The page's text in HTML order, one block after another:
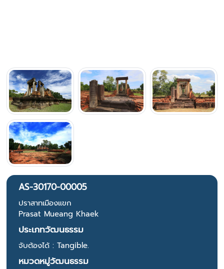
AS-30170-00005
ปราสาทเมืองแขก
Prasat Mueang Khaek
ประเภทวัฒนธรรม
จับต้องได้ : Tangible.
หมวดหมู่วัฒนธรรม